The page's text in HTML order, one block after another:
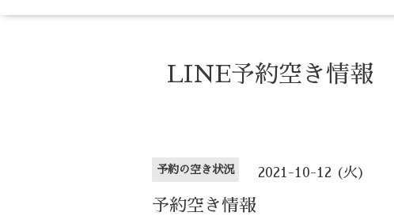
LINE予約空き情報
予約の空き状況 2021-10-12 (火)
予約空き情報